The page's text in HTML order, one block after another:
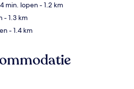
min. lopen- 1.2 km
- 1.3 km
- 1.4 km